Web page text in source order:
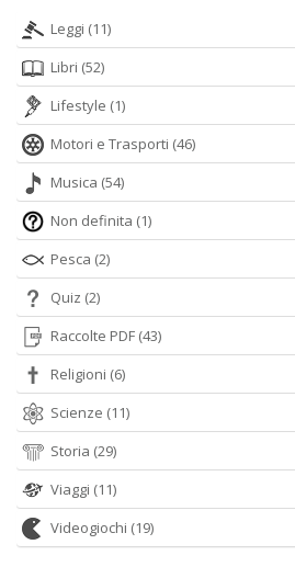
Leggi (11)
Libri (52)
Lifestyle (1)
Motori e Trasporti (46)
Musica (54)
Non definita (1)
Pesca (2)
Quiz (2)
Raccolte PDF (43)
Religioni (6)
Scienze (11)
Storia (29)
Viaggi (11)
Videogiochi (19)